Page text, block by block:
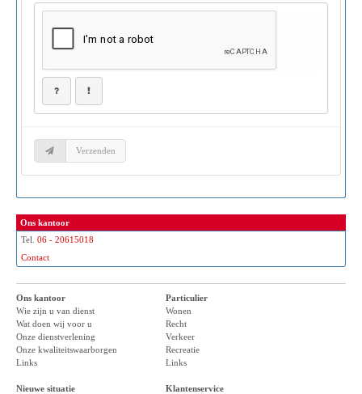
Ons kantoor
Tel. 06 - 20615018
Contact
Ons kantoor
Wie zijn u van dienst
Wat doen wij voor u
Onze dienstverlening
Onze kwaliteitswaarborgen
Links
Particulier
Wonen
Recht
Verkeer
Recreatie
Links
Nieuwe situatie Klantenservice